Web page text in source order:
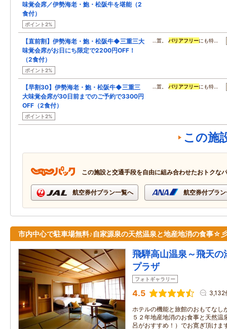
味覚会席／伊勢海老・鮑・松阪牛を堪能（2
食付）
ポイント2%
【直前割】伊勢海老・鮑・松阪牛◆三重三大
味覚会席がお日にち限定で2200円OFF！
（2食付）
ポイント2%
…置。バリアフリーにも特…
【早割30】伊勢海老・鮑・松阪牛◆三重三
大味覚会席が30日前までのご予約で3300円
OFF（2食付）
ポイント2%
…置。バリアフリーにも特…
この施
この施設と交通手段を自由に組み合わせたおトクな
航空券付プラン一覧へ 航空券付プラ
市内中心で駐車場無料♪自家源泉の天然温泉と地産地消の食事☆
飛騨高山温泉～飛天
プラザ
フォトギャラリー
4.5 3,132
ホテルの機能と旅館のおもてな
５２年地産地消のお食事と天然温
呂がおすすめ！）でお寛ぎ頂け